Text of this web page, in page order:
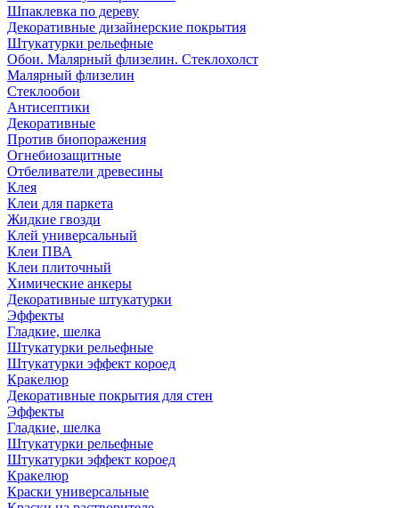
Шпаклевка по дереву
Декоративные дизайнерские покрытия
Штукатурки рельефные
Обои. Малярный флизелин. Стеклохолст
Малярный флизелин
Стеклообои
Антисептики
Декоративные
Против биопоражения
Огнебиозащитные
Отбеливатели древесины
Клея
Клеи для паркета
Жидкие гвозди
Клей универсальный
Клеи ПВА
Клеи плиточный
Химические анкеры
Декоративные штукатурки
Эффекты
Гладкие, шелка
Штукатурки рельефные
Штукатурки эффект короед
Кракелюр
Декоративные покрытия для стен
Эффекты
Гладкие, шелка
Штукатурки рельефные
Штукатурки эффект короед
Кракелюр
Краски универсальные